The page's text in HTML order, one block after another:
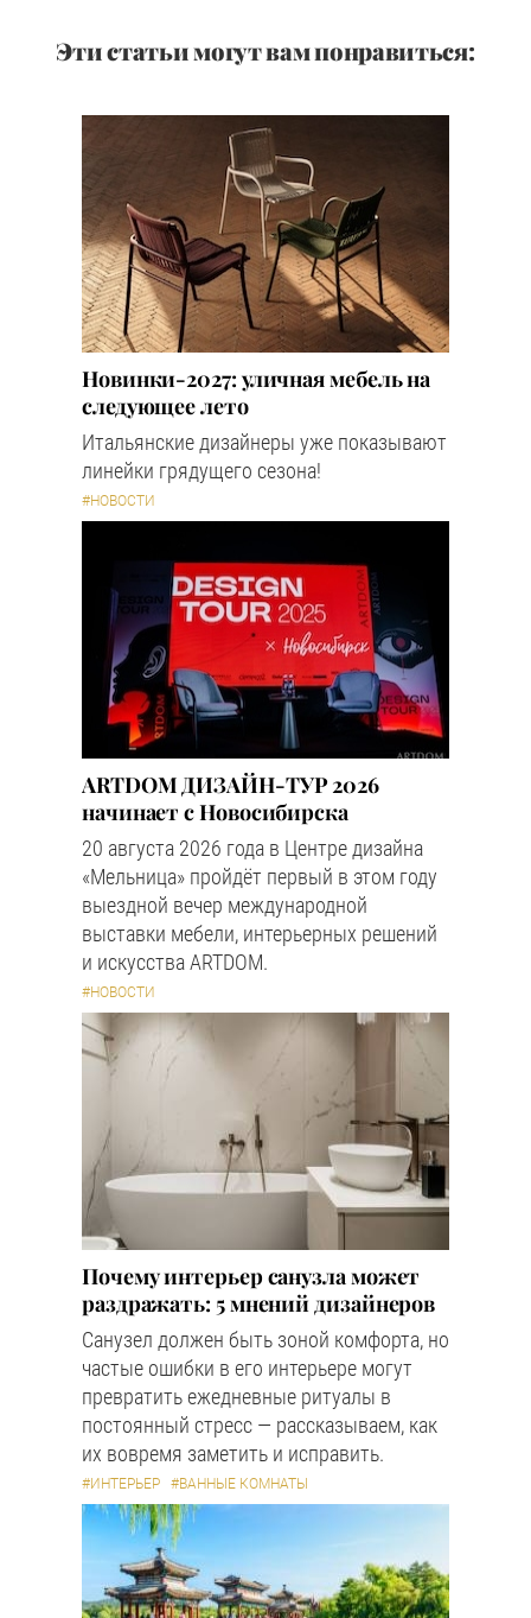
Эти статьи могут вам понравиться:
Новинки-2027: уличная мебель на
следующее лето
Итальянские дизайнеры уже показывают
линейки грядущего сезона!
#НОВОСТИ
ARTDOM ДИЗАЙН-ТУР 2026
начинает с Новосибирска
20 августа 2026 года в Центре дизайна
«Мельница» пройдёт первый в этом году
выездной вечер международной
выставки мебели, интерьерных решений
и искусства ARTDOM.
#НОВОСТИ
Почему интерьер санузла может
раздражать: 5 мнений дизайнеров
Санузел должен быть зоной комфорта, но
частые ошибки в его интерьере могут
превратить ежедневные ритуалы в
постоянный стресс — рассказываем, как
их вовремя заметить и исправить.
#ИНТЕРЬЕР #ВАННЫЕ КОМНАТЫ